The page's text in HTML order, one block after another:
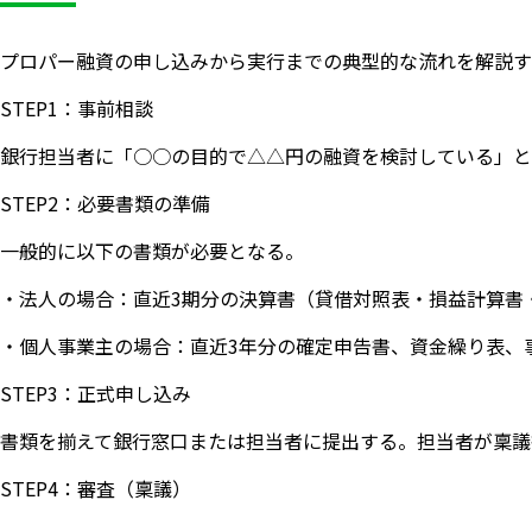
プロパー融資の申し込みから実行までの典型的な流れを解説
STEP1：事前相談
銀行担当者に「○○の目的で△△円の融資を検討している」と
STEP2：必要書類の準備
一般的に以下の書類が必要となる。
・法人の場合：直近3期分の決算書（貸借対照表・損益計算
・個人事業主の場合：直近3年分の確定申告書、資金繰り表、
STEP3：正式申し込み
書類を揃えて銀行窓口または担当者に提出する。担当者が稟
STEP4：審査（稟議）